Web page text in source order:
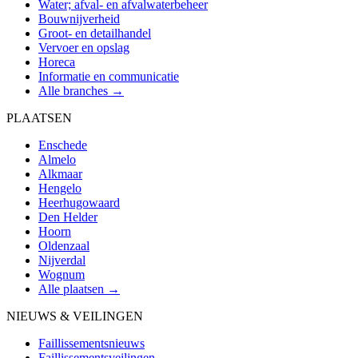
Water; afval- en afvalwaterbeheer
Bouwnijverheid
Groot- en detailhandel
Vervoer en opslag
Horeca
Informatie en communicatie
Alle branches →
PLAATSEN
Enschede
Almelo
Alkmaar
Hengelo
Heerhugowaard
Den Helder
Hoorn
Oldenzaal
Nijverdal
Wognum
Alle plaatsen →
NIEUWS & VEILINGEN
Faillissementsnieuws